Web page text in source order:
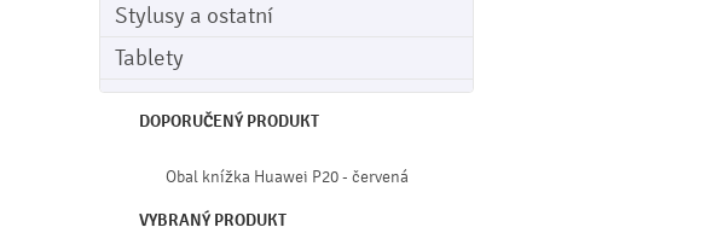
Stylusy a ostatní
Tablety
DOPORUČENÝ PRODUKT
Obal knížka Huawei P20 - červená
VYBRANÝ PRODUKT